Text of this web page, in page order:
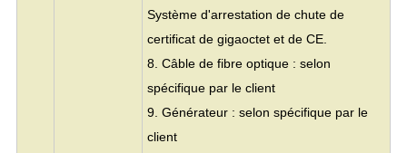
Système d'arrestation de chute de
certificat de gigaoctet et de CE.
8. Câble de fibre optique : selon
spécifique par le client
9. Générateur : selon spécifique par le
client